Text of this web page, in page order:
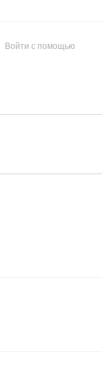
Войти с помощью